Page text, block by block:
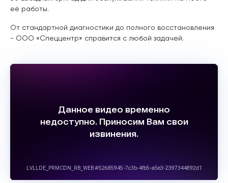
её работы.
От стандартной диагностики до полного восстановления
- ООО «Спеццентр» справится с любой задачей.